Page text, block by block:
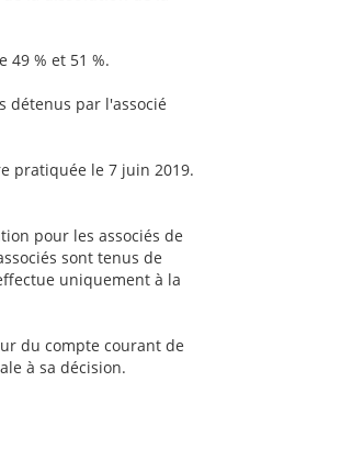
49 % et 51 %.
détenus par l'associé
pratiquée le 7 juin 2019.
pour les associés de
sont tenus de
uniquement à la
du compte courant de
à sa décision.